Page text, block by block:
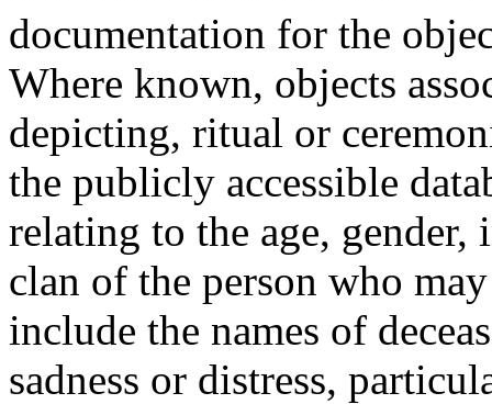
documentation for the
Where known, objects
depicting, ritual or
the publicly accessible
relating to the age,
clan of the person who
include the names of
sadness or distress,